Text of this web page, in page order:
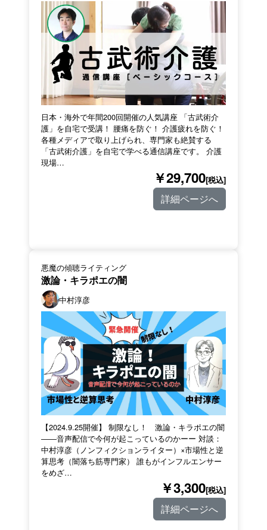
日本・海外で年間200回開催の人気講座 「古武術介
護」を自宅で受講！ 腰痛を防ぐ！ 介護疲れを防ぐ！
各種メディアで取り上げられ、専門家も絶賛する
「古武術介護」を自宅で学べる通信講座です。 介護
現場…
￥29,700[税込]
詳細ページへ
悪魔の傾聴ライティング
激論・キラポエの闇
中村淳彦
【2024.9.25開催】 制限なし！ 激論・キラポエの闇
――音声配信で今何が起こっているのかーー 対談：
中村淳彦（ノンフィクションライター）×市場性と逆
算思考（闇落ち筋専門家） 誰もがインフルエンサー
をめざ…
￥3,300[税込]
詳細ページへ